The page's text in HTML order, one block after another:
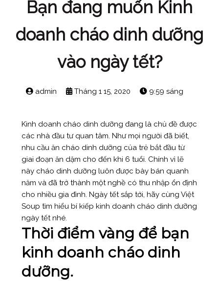
Bạn đang muốn Kinh
doanh cháo dinh dưỡng
vào ngày tết?
admin Tháng 1 15, 2020 9:59 sáng
Kinh doanh cháo dinh dưỡng đang là chủ đề được
các nhà đầu tư quan tâm. Như mọi người đã biết,
nhu cầu ăn cháo dinh dưỡng của trẻ bắt đầu từ
giai đoạn ăn dặm cho đến khi 6 tuổi. Chính vì lẽ
này cháo dinh dưỡng luôn được bày bán quanh
năm và đã trở thành một nghề có thu nhập ổn định
cho nhiều gia đình. Ngày tết sắp tới, hãy cùng Việt
Soup tìm hiểu bí kiếp kinh doanh cháo dinh dưỡng
ngày tết nhé.
Thời điểm vàng để bạn
kinh doanh cháo dinh
dưỡng.